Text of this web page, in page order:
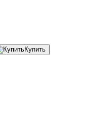
Купить